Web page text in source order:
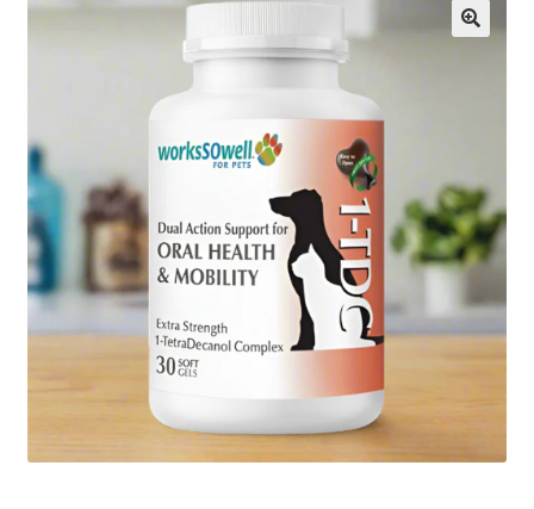
Мой аккаунт
Оставить отзыв
Оформление заказа
Сотрудничество